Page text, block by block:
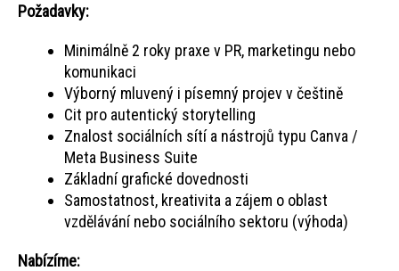
Požadavky:
Minimálně 2 roky praxe v PR, marketingu nebo
komunikaci
Výborný mluvený i písemný projev v češtině
Cit pro autentický storytelling
Znalost sociálních sítí a nástrojů typu Canva /
Meta Business Suite
Základní grafické dovednosti
Samostatnost, kreativita a zájem o oblast
vzdělávání nebo sociálního sektoru (výhoda)
Nabízíme: